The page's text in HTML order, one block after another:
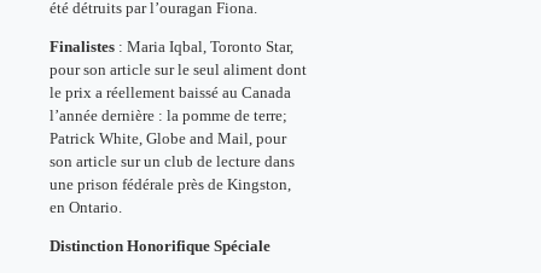
été détruits par l’ouragan Fiona.
Finalistes : Maria Iqbal, Toronto Star,
pour son article sur le seul aliment dont
le prix a réellement baissé au Canada
l’année dernière : la pomme de terre;
Patrick White, Globe and Mail, pour
son article sur un club de lecture dans
une prison fédérale près de Kingston,
en Ontario.
Distinction Honorifique Spéciale